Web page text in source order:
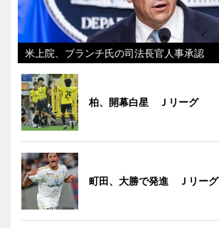
米上院、ブランチ氏の司法長官人事承認
柏、開幕白星 Ｊリーグ
町田、大勝で発進 Ｊリーグ